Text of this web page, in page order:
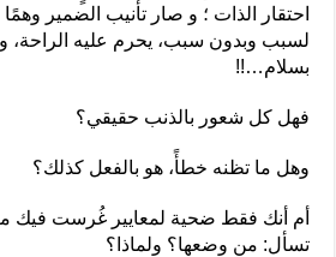
احتقار الذات ؛ و صار تأنيب الضمير وهمًا
لسبب وبدون سبب، يحرم عليه الراحة،
بسلام…!!
فهل كل شعور بالذنب حقيقي؟
وهل ما تظنه خطأً، هو بالفعل كذلك؟
أم أنك فقط ضحية لمعايير غُرست فيك
تسأل: من وضعها؟ ولماذا؟